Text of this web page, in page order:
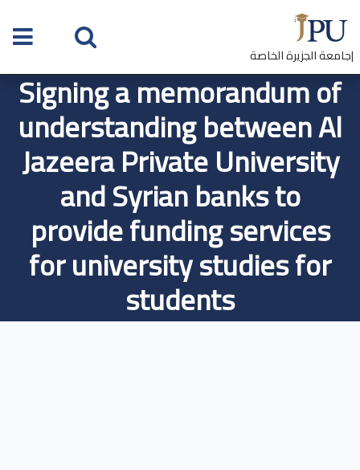
|جامعة الجزيرة الخاصة
Signing a memorandum of
understanding between Al
Jazeera Private University
and Syrian banks to
provide funding services
for university studies for
students